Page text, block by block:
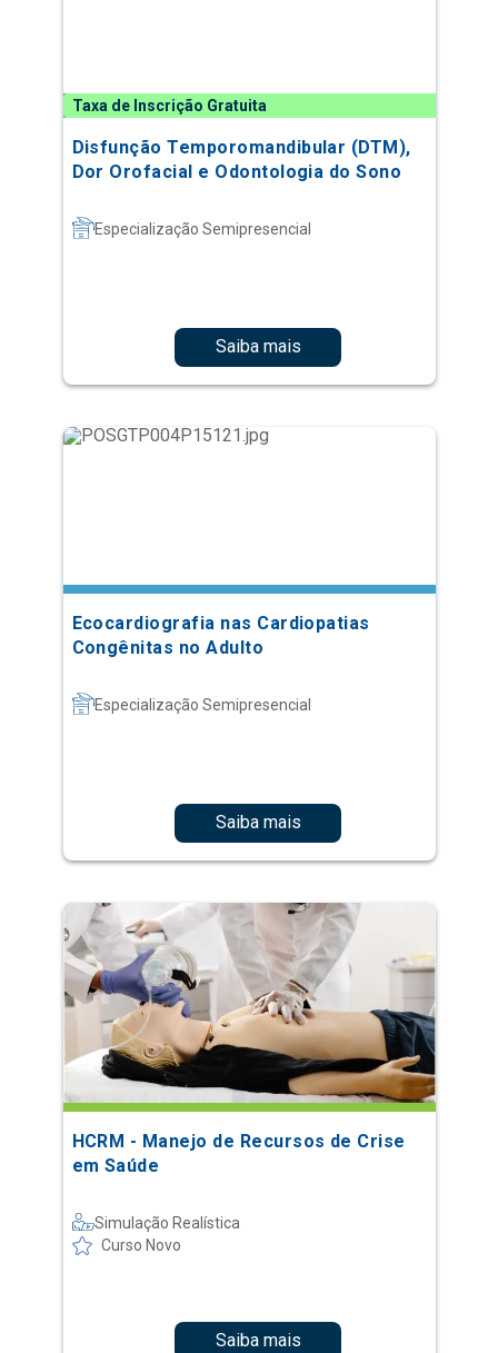
Taxa de Inscrição Gratuita
Disfunção Temporomandibular (DTM),
Dor Orofacial e Odontologia do Sono
Especialização Semipresencial
Saiba mais
Ecocardiografia nas Cardiopatias
Congênitas no Adulto
Especialização Semipresencial
Saiba mais
HCRM - Manejo de Recursos de Crise
em Saúde
Simulação Realística
Curso Novo
Saiba mais